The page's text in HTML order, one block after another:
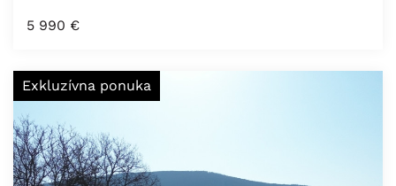
5 990 €
Exkluzívna ponuka